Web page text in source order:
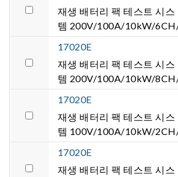
재생 배터리 팩 테스트 시스
템 200V/100A/10kW/
17020E
재생 배터리 팩 테스트 시스
템 200V/100A/10kW/
17020E
재생 배터리 팩 테스트 시스
템 100V/100A/10kW/
17020E
재생 배터리 팩 테스트 시스